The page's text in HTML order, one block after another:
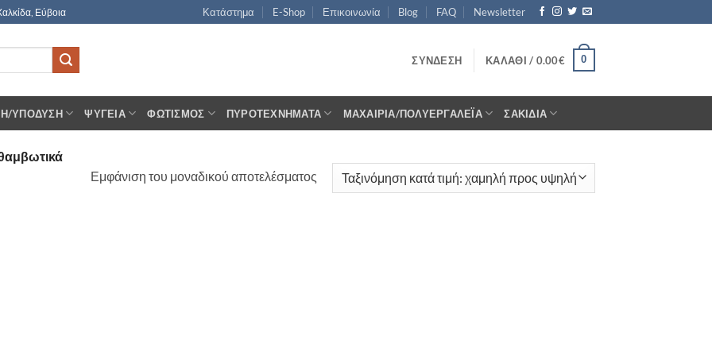
Εύβοια Κατάστημα E-Shop Επικοινωνία Blog FAQ Newsletter
ΣΎΝΔΕΣΗ ΚΑΛΆΘΙ / 0.00€ 0
ΥΠΌΔΥΣΗ ΨΥΓΕΊΑ ΦΩΤΙΣΜΌΣ ΠΥΡΟΤΕΧΝΉΜΑΤΑ ΜΑΧΑΊΡΙΑ/ΠΟΛΥΕΡΓΑΛΈΙΑ ΣΑΚΊΔΙΑ
Εμφάνιση του μοναδικού αποτελέσματος